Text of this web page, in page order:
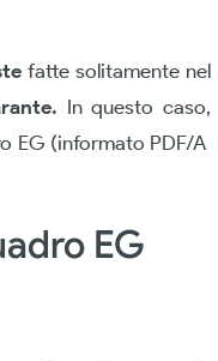
fatte solitamente nel
In questo caso,
EG (informato PDF/A
EG